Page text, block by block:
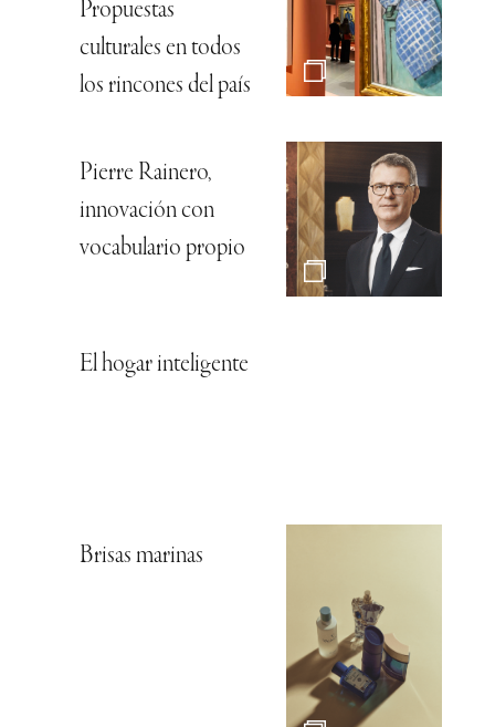
Propuestas
culturales en todos
los rincones del país
Pierre Rainero,
innovación con
vocabulario propio
El hogar inteligente
Brisas marinas